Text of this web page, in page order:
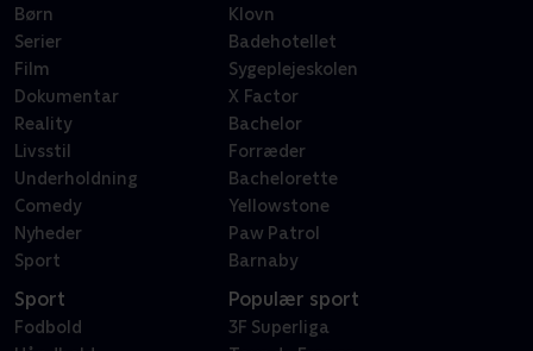
Børn
Serier
Film
Dokumentar
Reality
Livsstil
Underholdning
Comedy
Nyheder
Sport
Klovn
Badehotellet
Sygeplejeskolen
X Factor
Bachelor
Forræder
Bachelorette
Yellowstone
Paw Patrol
Barnaby
Sport
Fodbold
Populær sport
3F Superliga